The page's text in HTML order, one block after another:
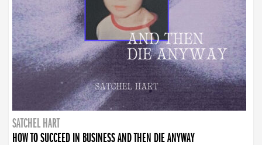
SATCHEL HART
HOW TO SUCCEED IN BUSINESS AND THEN DIE ANYWAY